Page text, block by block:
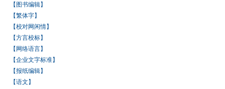
【图书编辑】
【繁体字】
【校对网闲情】
【方言校标】
【网络语言】
【企业文字标准】
【报纸编辑】
【语文】